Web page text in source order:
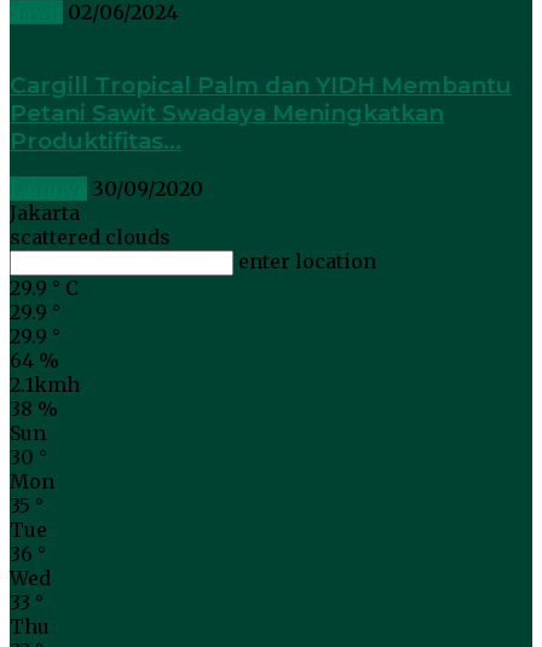
02/06/2024
Cargill Tropical Palm dan YIDH Membantu
Petani Sawit Swadaya Meningkatkan
Produktifitas...
30/09/2020
Jakarta
scattered clouds
enter location
29.9 ° C
29.9 °
29.9 °
64 %
2.1kmh
38 %
Sun
30 °
Mon
35 °
Tue
36 °
Wed
33 °
Thu